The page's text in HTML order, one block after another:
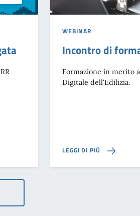
WEBINAR
Incontro di
Formazione in merito
Digitale dell'Edilizia.
LEGGI DI PIÙ